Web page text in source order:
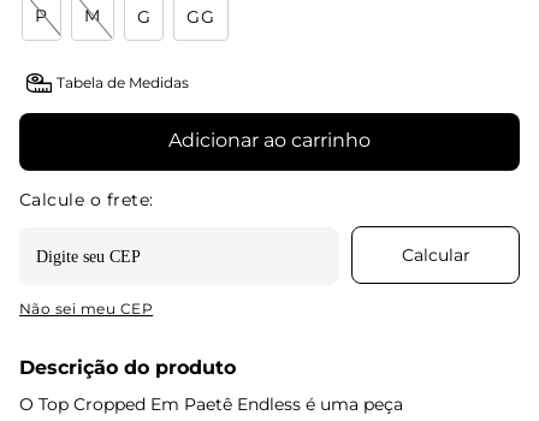
P M G GG
Tabela de Medidas
Adicionar ao carrinho
Não sei meu CEP
Descrição do produto
O Top Cropped Em Paetê Endless é uma peça